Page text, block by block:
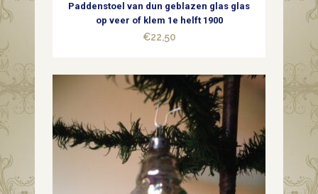
Paddenstoel van dun geblazen glas glas
op veer of klem 1e helft 1900
€22,50